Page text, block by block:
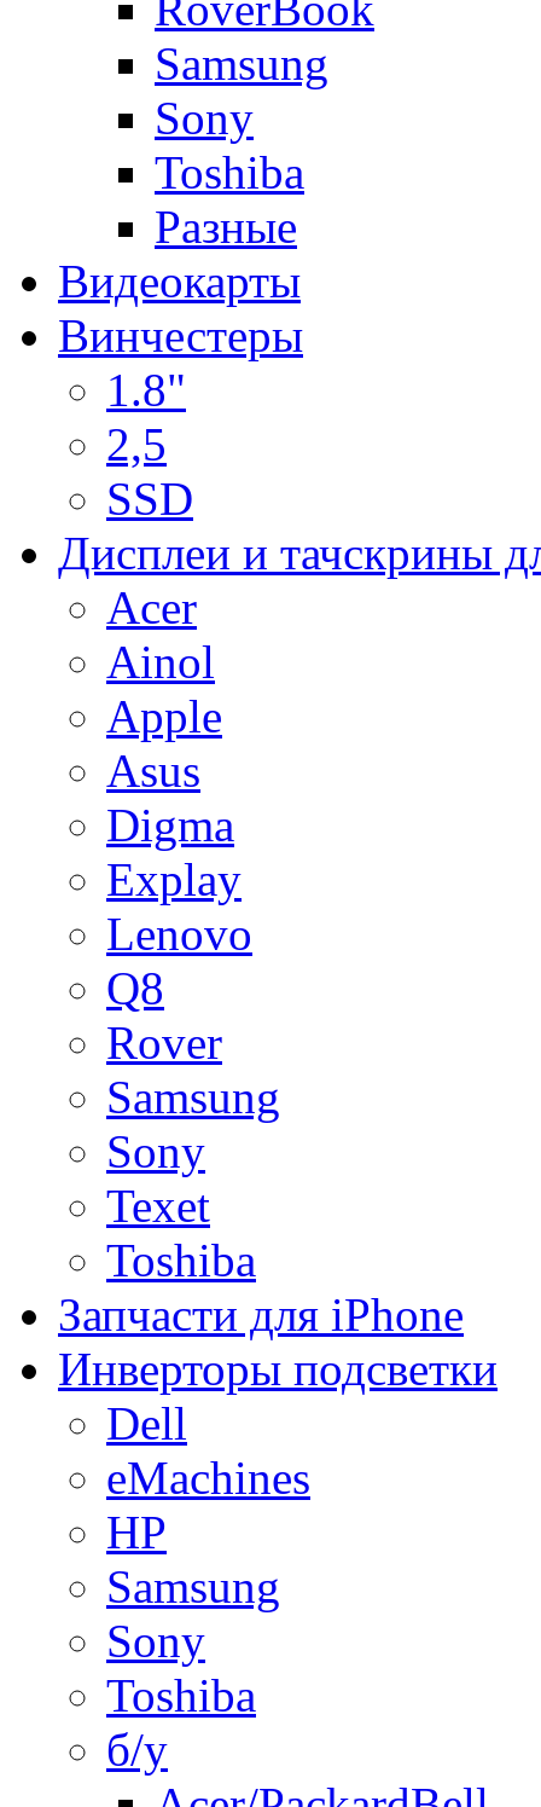
Samsung
Sony
Toshiba
Разные
Видеокарты
Винчестеры
1.8"
2,5
SSD
Дисплеи и тачскрины
Acer
Ainol
Apple
Asus
Digma
Explay
Lenovo
Q8
Rover
Samsung
Sony
Texet
Toshiba
Запчасти для iPhone
Инверторы подсветки
Dell
eMachines
HP
Samsung
Sony
Toshiba
б/у